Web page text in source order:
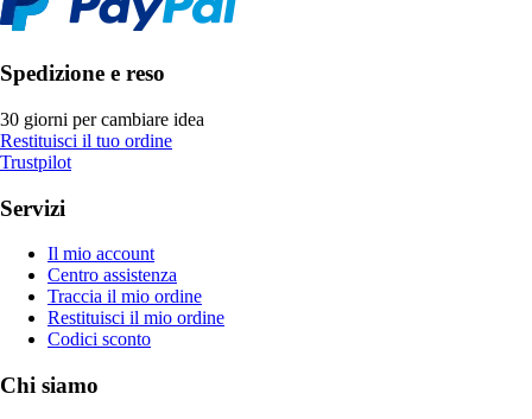
Spedizione e reso
30 giorni per cambiare idea
Restituisci il tuo ordine
Trustpilot
Servizi
Il mio account
Centro assistenza
Traccia il mio ordine
Restituisci il mio ordine
Codici sconto
Chi siamo